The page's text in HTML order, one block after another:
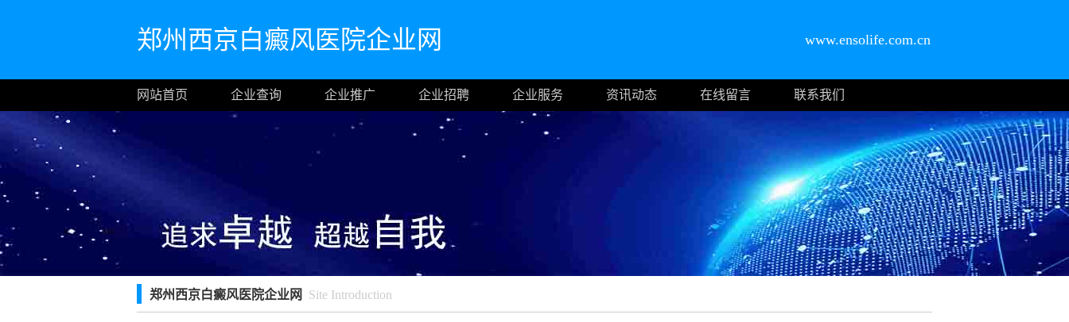
郑州西京白癜风医院企业网 www.ensolife.com.cn
网站首页 企业查询 企业推广 企业招聘 企业服务 资讯动态 在线留言 联系我们
郑州西京白癜风医院企业网 Site Introduction